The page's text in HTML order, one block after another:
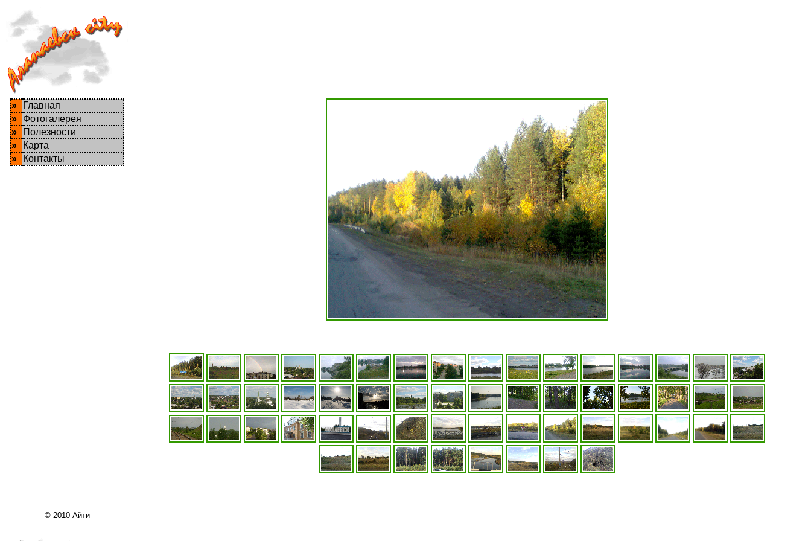
»
Главная
»
Фотогалерея
»
Полезности
»
Карта
»
Контакты
© 2010 Айти